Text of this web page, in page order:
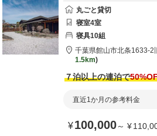
丸ごと貸切
寝室4室
寝具10組
千葉県館山市北条1633-2
1.5km
７泊以上の連泊で50
直近1か月の参考料金
¥100,000～ ¥